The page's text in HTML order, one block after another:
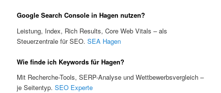
Google Search Console in Hagen nutzen?
Leistung, Index, Rich Results, Core Web Vitals – als
Steuerzentrale für SEO.SEA Hagen
Wie finde ich Keywords für Hagen?
Mit Recherche-Tools, SERP-Analyse und Wettbewerbsvergleich –
je Seitentyp.SEO Experte